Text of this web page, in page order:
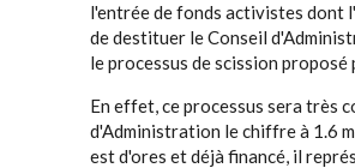
l'entrée de fonds activistes
de destituer le Conseil
le processus de scission proposé
En effet, ce processus sera très
d'Administration le chiffre à 1.6
est d'ores et déjà financé, il